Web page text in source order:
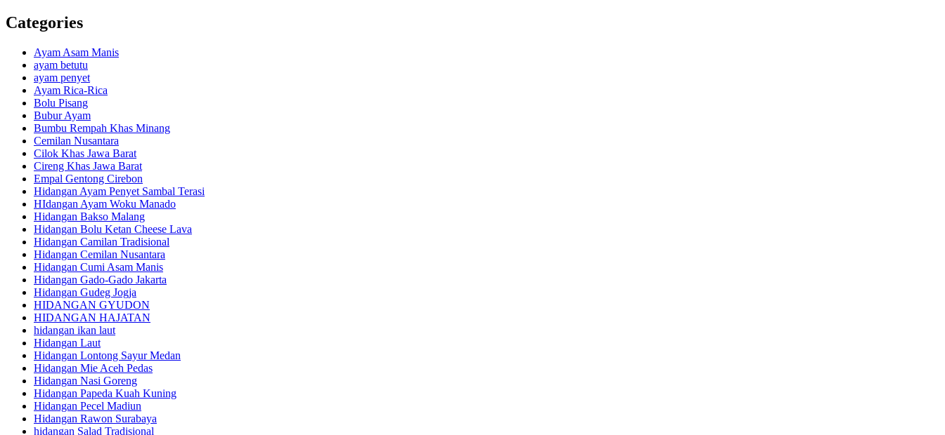
Categories
Ayam Asam Manis
ayam betutu
ayam penyet
Ayam Rica-Rica
Bolu Pisang
Bubur Ayam
Bumbu Rempah Khas Minang
Cemilan Nusantara
Cilok Khas Jawa Barat
Cireng Khas Jawa Barat
Empal Gentong Cirebon
Hidangan Ayam Penyet Sambal Terasi
HIdangan Ayam Woku Manado
Hidangan Bakso Malang
Hidangan Bolu Ketan Cheese Lava
Hidangan Camilan Tradisional
Hidangan Cemilan Nusantara
Hidangan Cumi Asam Manis
Hidangan Gado-Gado Jakarta
Hidangan Gudeg Jogja
HIDANGAN GYUDON
HIDANGAN HAJATAN
hidangan ikan laut
Hidangan Laut
Hidangan Lontong Sayur Medan
Hidangan Mie Aceh Pedas
Hidangan Nasi Goreng
Hidangan Papeda Kuah Kuning
Hidangan Pecel Madiun
Hidangan Rawon Surabaya
hidangan Salad Tradisional